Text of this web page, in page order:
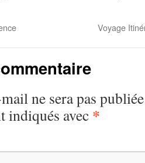
Voyage
ne sera pas
indiqués avec *